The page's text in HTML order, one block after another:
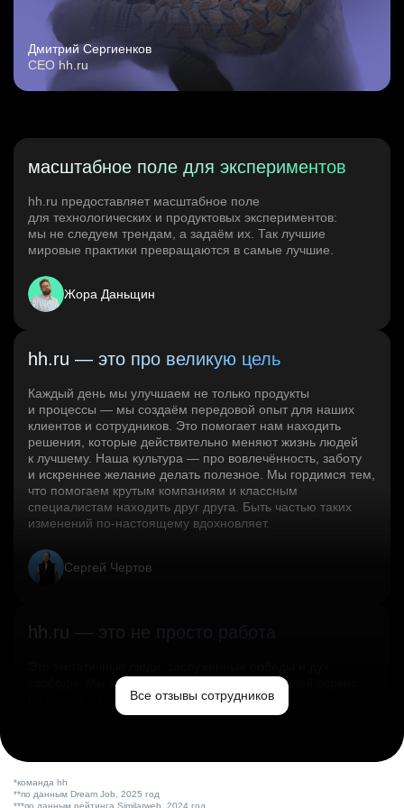
Дмитрий Сергиенков
CEO hh.ru
масштабное поле для экспериментов
hh.ru предоставляет масштабное поле
для технологических и продуктовых экспериментов:
мы не следуем трендам, а задаём их. Так лучшие
мировые практики превращаются в самые лучшие.
Жора Даньщин
hh.ru — это про великую цель
Каждый день мы улучшаем не только продукты
и процессы — мы создаём передовой опыт для наших
клиентов и сотрудников. Это помогает нам находить
решения, которые действительно меняют жизнь людей
к лучшему. Наша культура — про вовлечённость, заботу
и искреннее желание делать полезное. Мы гордимся тем,
что помогаем крутым компаниям и классным
специалистам находить друг друга. Быть частью таких
изменений по‑настоящему вдохновляет.
Сергей Чертов
hh.ru — это не просто работа
свободы. Мы помогаем миру и создаём лучший сервис
по поиску работы в стране.Все отзывы сотрудников
*команда hh
**по данным Dream Job, 2025 год
***по данным рейтинга Similarweb, 2024 год